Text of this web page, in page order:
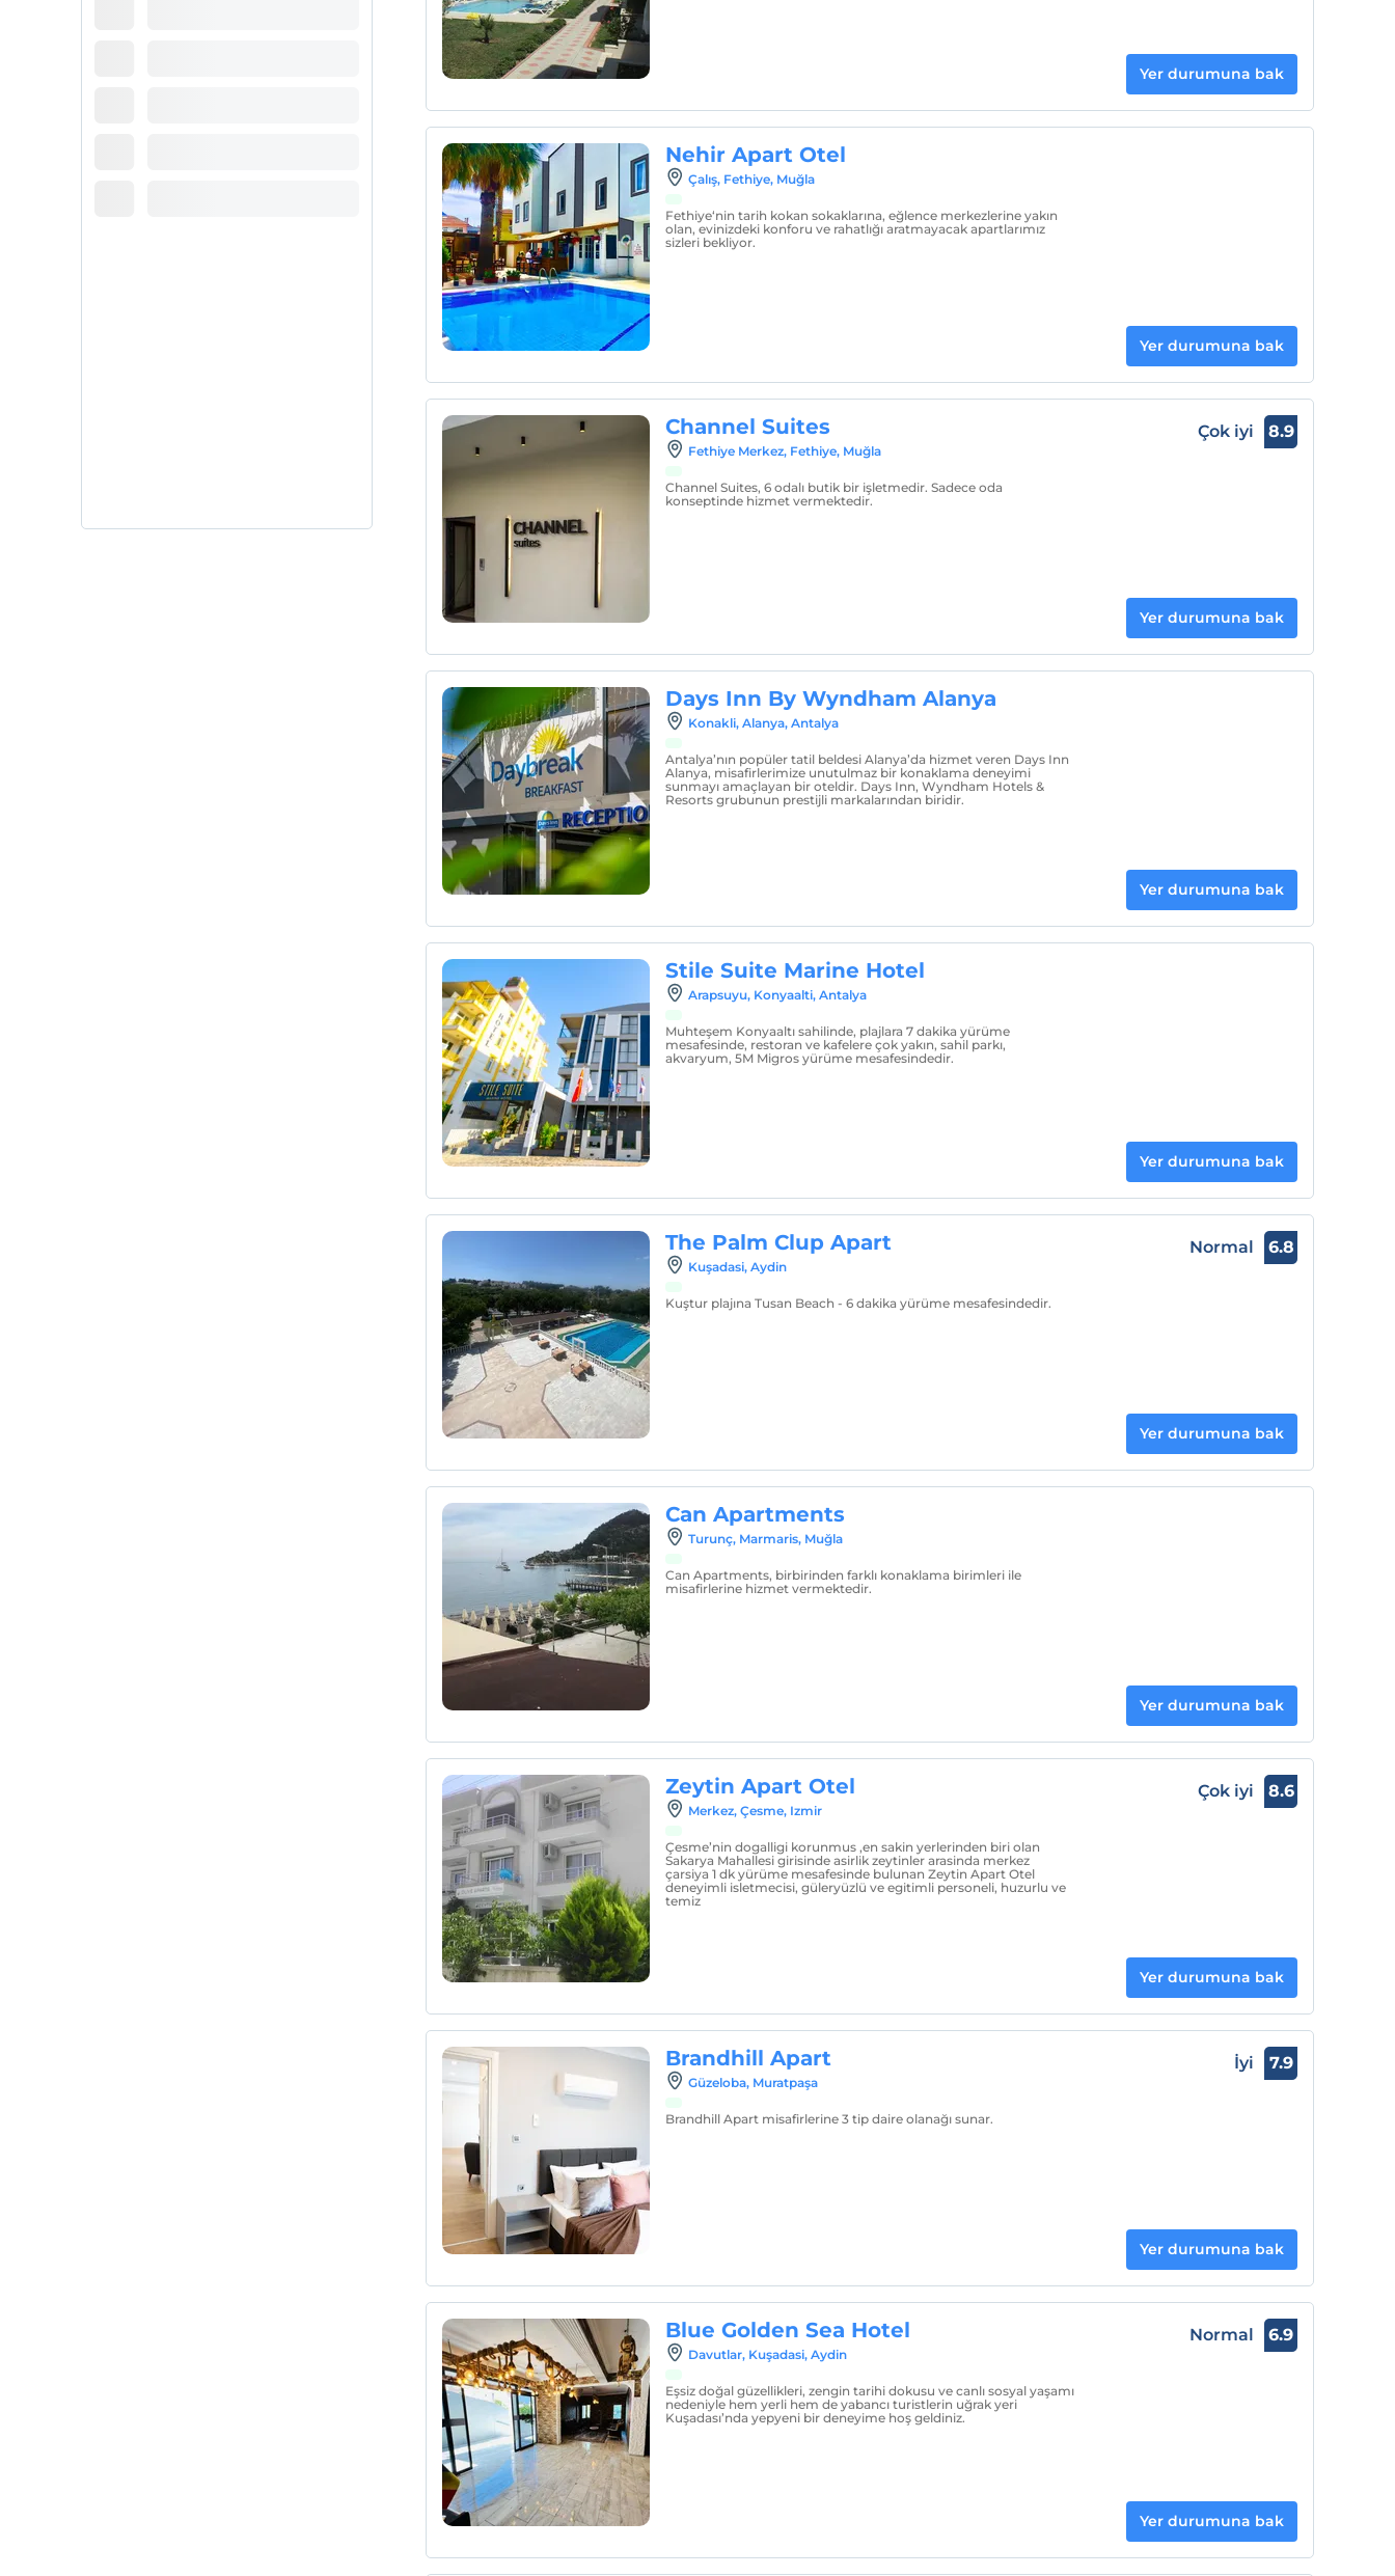
Yer durumuna bak
Nehir Apart Otel
Çalış, Fethiye, Muğla
Fethiye‘nin tarih kokan sokaklarına, eğlence merkezlerine yakın
olan, evinizdeki konforu ve rahatlığı aratmayacak apartlarımız
sizleri bekliyor.
Yer durumuna bak
Channel Suites
Fethiye Merkez, Fethiye, Muğla
Channel Suites, 6 odalı butik bir işletmedir. Sadece oda
konseptinde hizmet vermektedir.
Çok iyi 8.9
Yer durumuna bak
Days Inn By Wyndham Alanya
Konakli, Alanya, Antalya
Antalya’nın popüler tatil beldesi Alanya’da hizmet veren Days Inn
Alanya, misafirlerimize unutulmaz bir konaklama deneyimi
sunmayı amaçlayan bir oteldir. Days Inn, Wyndham Hotels &
Resorts grubunun prestijli markalarından biridir.
Yer durumuna bak
Stile Suite Marine Hotel
Arapsuyu, Konyaalti, Antalya
Muhteşem Konyaaltı sahilinde, plajlara 7 dakika yürüme
mesafesinde, restoran ve kafelere çok yakın, sahil parkı,
akvaryum, 5M Migros yürüme mesafesindedir.
Yer durumuna bak
The Palm Clup Apart
Kuşadasi, Aydin
Kuştur plajına Tusan Beach - 6 dakika yürüme mesafesindedir.
Normal 6.8
Yer durumuna bak
Can Apartments
Turunç, Marmaris, Muğla
Can Apartments, birbirinden farklı konaklama birimleri ile
misafirlerine hizmet vermektedir.
Yer durumuna bak
Zeytin Apart Otel
Merkez, Çesme, Izmir
Çesme’nin dogalligi korunmus ,en sakin yerlerinden biri olan
Sakarya Mahallesi girisinde asirlik zeytinler arasinda merkez
çarsiya 1 dk yürüme mesafesinde bulunan Zeytin Apart Otel
deneyimli isletmecisi, güleryüzlü ve egitimli personeli, huzurlu ve
temiz
Çok iyi 8.6
Yer durumuna bak
Brandhill Apart
Güzeloba, Muratpaşa
Brandhill Apart misafirlerine 3 tip daire olanağı sunar.
İyi 7.9
Yer durumuna bak
Blue Golden Sea Hotel
Davutlar, Kuşadasi, Aydin
Eşsiz doğal güzellikleri, zengin tarihi dokusu ve canlı sosyal yaşamı
nedeniyle hem yerli hem de yabancı turistlerin uğrak yeri
Kuşadası’nda yepyeni bir deneyime hoş geldiniz.
Normal 6.9
Yer durumuna bak